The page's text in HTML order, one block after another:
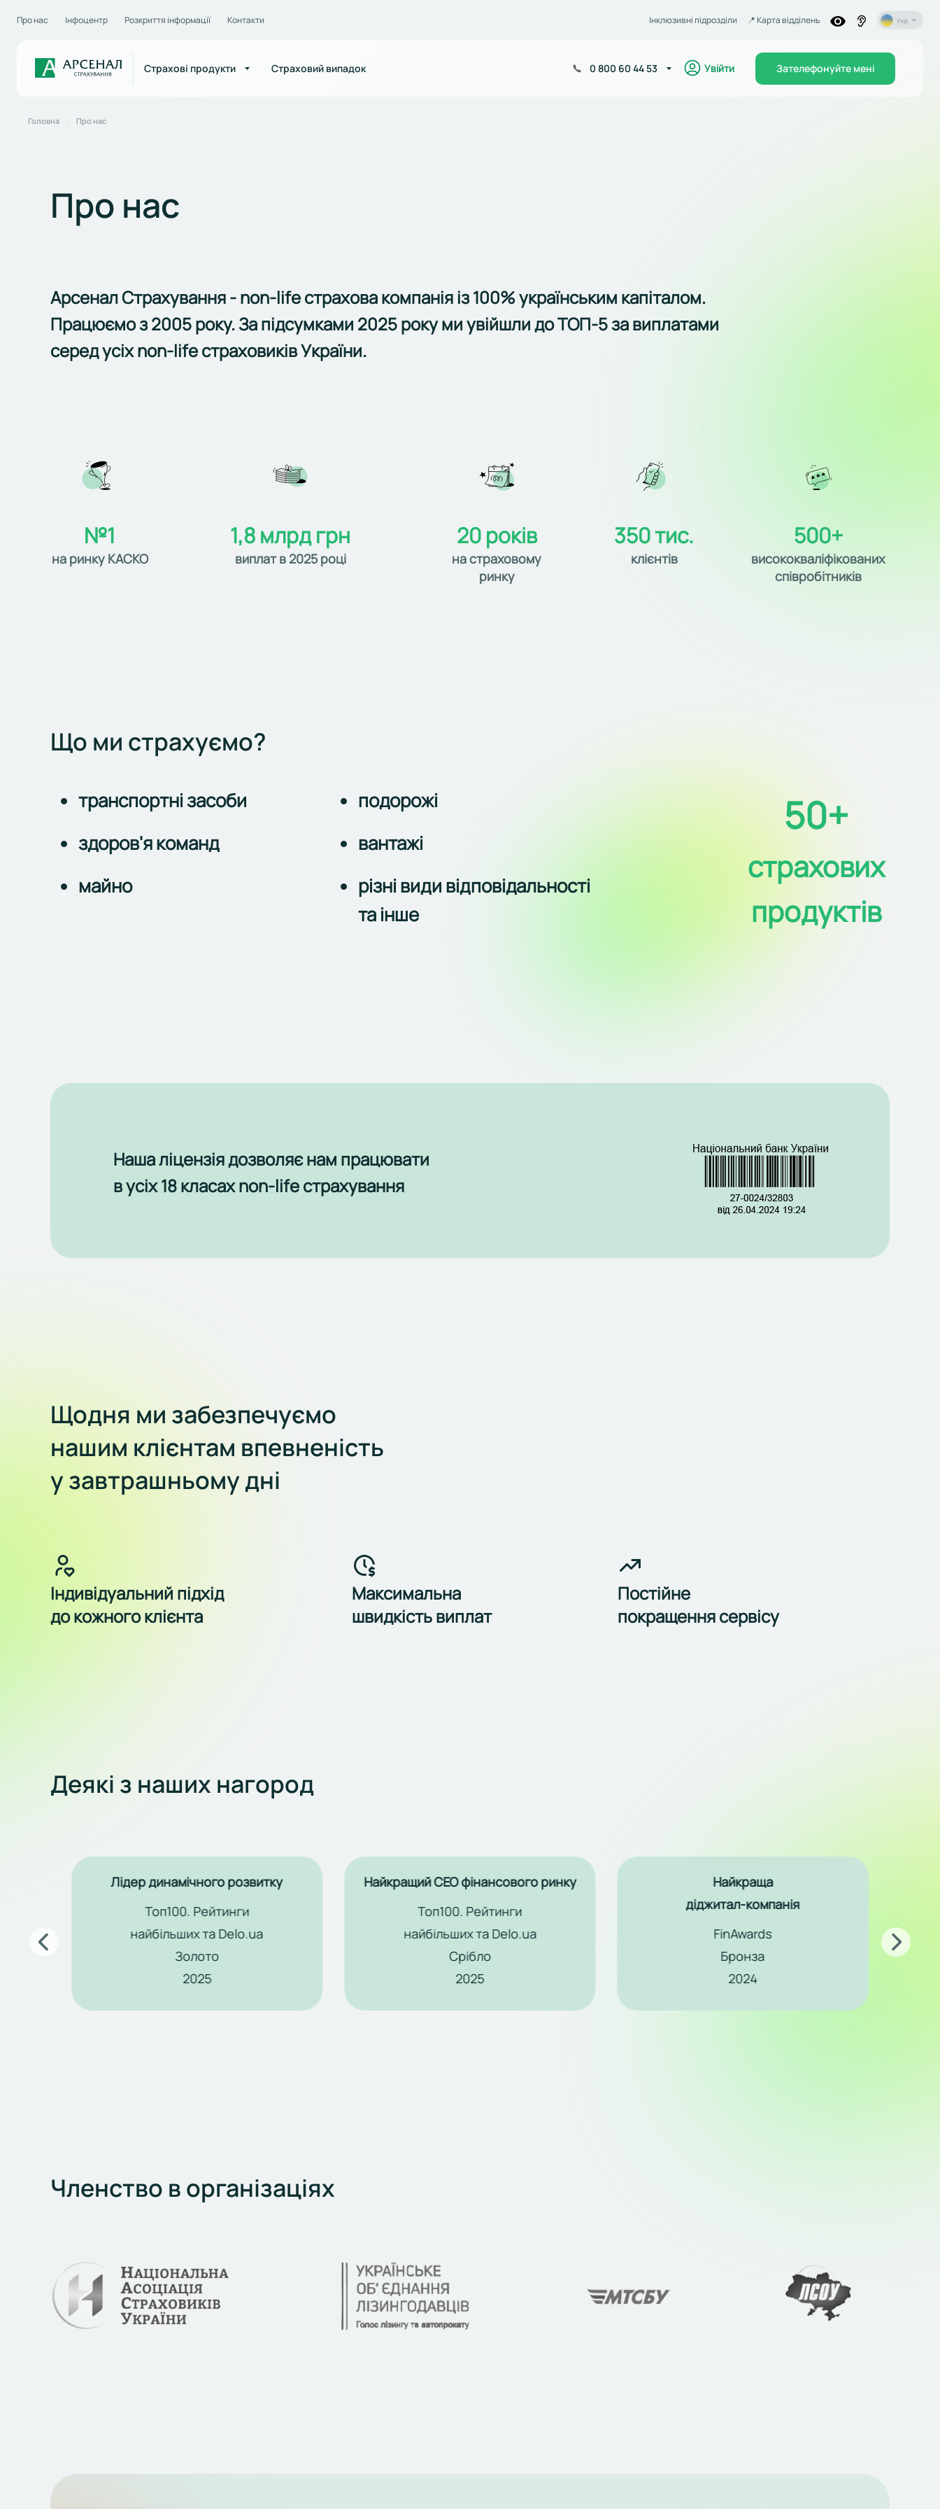
Про нас Інфоцентр Розкриття інформації Контакти Інклюзивні підрозділи 📍️ Карта відділень Укр
Страхові продукти Страховий випадок 0 800 60 44 53 Увійти Зателефонуйте мені
Головна Про нас
Про нас
Арсенал Страхування - non-life страхова компанія із 100% українським капіталом.
Працюємо з 2005 року. За підсумками 2025 року ми увійшли до ТОП-5 за виплатами
серед усіх non-life страховиків України.
№1
на ринку КАСКО
1,8 млрд грн
виплат в 2025 році
20 років
на страховому
ринку
350 тис.
клієнтів
500+
висококваліфікованих
співробітників
Що ми страхуємо?
транспортні засоби
здоров'я команд
майно
подорожі
вантажі
різні види відповідальності
та інше
50+
страхових
продуктів
Наша ліцензія дозволяє нам працювати
в усіх 18 класах non-life страхування
Щодня ми забезпечуємо
нашим клієнтам впевненість
у завтрашньому дні
Індивідуальний підхід
до кожного клієнта
Максимальна
швидкість виплат
Постійне
покращення сервісу
Деякі з наших нагород
Найкращий CEO фінансового ринку
Топ100. Рейтинги
найбільших та Delo.ua
Срібло
2025
Найкраща
діджитал-компанія
FinAwards
Бронза
2024
Найкраще
КАСКО
FinAwards
Золото
2025
Членство в організаціях